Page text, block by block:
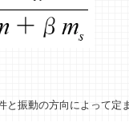
と振動の方向によって定